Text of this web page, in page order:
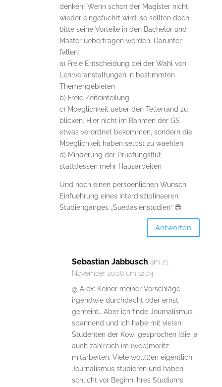
denken! Wenn schon der Magister nicht
wieder eingefuehrt wird, so sollten doch
bitte seine Vorteile in den Bachelor und
Master uebertragen werden. Darunter
fallen:
a) Freie Entscheidung bei der Wahl von
Lehrveranstaltungen in bestimmten
Themengebieten
b) Freie Zeiteinteilung
c) Moeglichkeit ueber den Tellerrand zu
blicken. Hier nicht im Rahmen der GS
etwas verordnet bekommen, sondern die
Moeglichkeit haben selbst zu waehlen
d) Minderung der Pruefungsflut,
stattdessen mehr Hausarbeiten
Und noch einen persoenlichen Wunsch:
Einfuehrung eines interdisziplinaeren
Studienganges „Suedasienstudien“ 😎
Antworten
Sebastian Jabbusch am 21.
November 2008 um 12:04
@ Alex: Keiner meiner Vorschläge
irgendwie durchdacht oder ernst
gemeint… Aber ich finde Journalismus
spannend und ich habe mit vielen
Studenten der Kowi gesprochen (die ja
auch zahlreich im (web)moritz
mitarbeiten. Viele woll(t)en eigentlich
Journalismus studieren und haben
schlicht vor Beginn ihres Studiums